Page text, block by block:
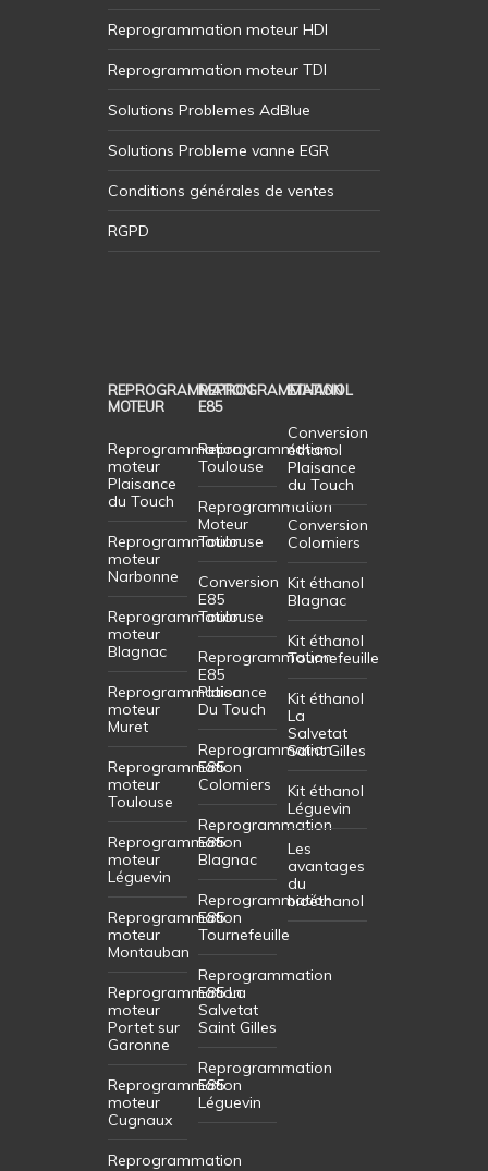
Reprogrammation moteur HDI
Reprogrammation moteur TDI
Solutions Problemes AdBlue
Solutions Probleme vanne EGR
Conditions générales de ventes
RGPD
REPROGRAMMATION
MOTEUR
Reprogrammation
moteur
Plaisance
du Touch
Reprogrammation
moteur
Narbonne
Reprogrammation
moteur
Blagnac
Reprogrammation
moteur
Muret
Reprogrammation
moteur
Toulouse
Reprogrammation
moteur
Léguevin
Reprogrammation
moteur
Montauban
Reprogrammation
moteur
Portet sur
Garonne
Reprogrammation
moteur
Cugnaux
Reprogrammation
REPROGRAMMATION
E85
Reprogrammation
Toulouse
Reprogrammation
Moteur
Toulouse
Conversion
E85
Toulouse
Reprogrammation
E85
Plaisance
Du Touch
Reprogrammation
E85
Colomiers
Reprogrammation
E85
Blagnac
Reprogrammation
E85
Tournefeuille
Reprogrammation
E85 La
Salvetat
Saint Gilles
Reprogrammation
E85
Léguevin
ETHANOL
Conversion
éthanol
Plaisance
du Touch
Conversion
Colomiers
Kit éthanol
Blagnac
Kit éthanol
Tournefeuille
Kit éthanol
La
Salvetat
Saint Gilles
Kit éthanol
Léguevin
Les
avantages
du
bioéthanol